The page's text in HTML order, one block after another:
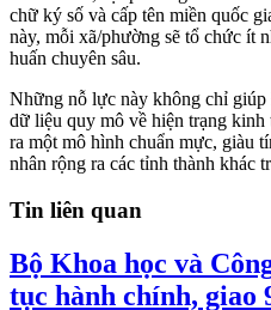
chữ ký số và cấp tên miền quốc
này, mỗi xã/phường sẽ tổ chức ít
huấn chuyên sâu.
​Những nỗ lực này không chỉ
dữ liệu quy mô về hiện trạng kinh
ra một mô hình chuẩn mực, giàu
nhân rộng ra các tỉnh thành khác
Tin liên quan
Bộ Khoa học và
tục hành chính, giao